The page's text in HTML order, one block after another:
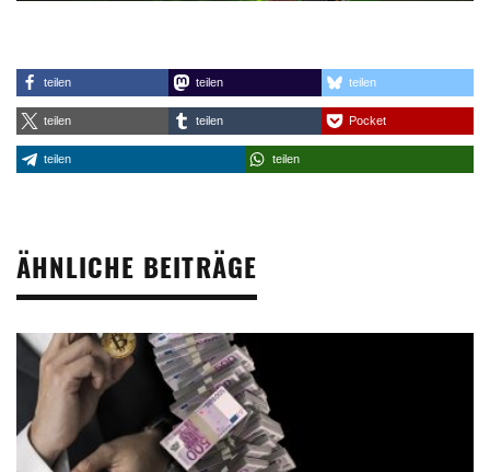
teilen teilen teilen
teilen teilen Pocket
teilen teilen
ÄHNLICHE BEITRÄGE